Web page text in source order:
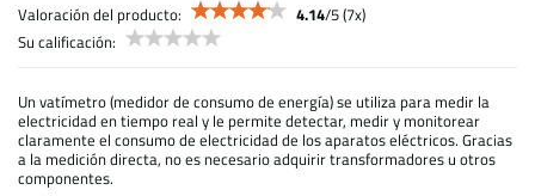
Valoración del producto: 4.14/5(7x)
Su calificación:
Un vatímetro (medidor de consumo de energía) se utiliza para medir la
electricidad en tiempo real y le permite detectar, medir y monitorear
claramente el consumo de electricidad de los aparatos eléctricos. Gracias
a la medición directa, no es necesario adquirir transformadores u otros
componentes.